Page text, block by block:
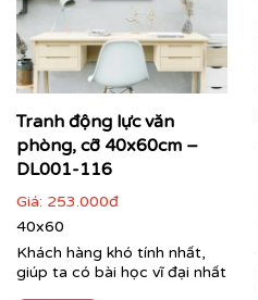
Printek thi công tranh
khách
Tranh động lực & Tranh
cảm hứng, những thông điệp
thiết kế với phong cách
Đây là giải pháp hoàn hảo để
việc, gắn kết đội ngũ và nhắc
chung mỗi ngày.
Tranh động lực văn
phòng, cỡ 40x60cm –
DL001-116
Giá: 253.000đ
40x60
Khách hàng khó tính nhất,
giúp ta có bài học vĩ đại nhất